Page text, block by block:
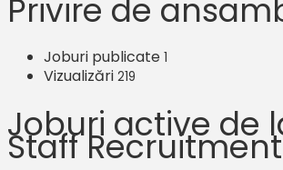
Privire de
Joburi publicate 1
Vizualizări 219
Joburi active de
Staff Recruitment